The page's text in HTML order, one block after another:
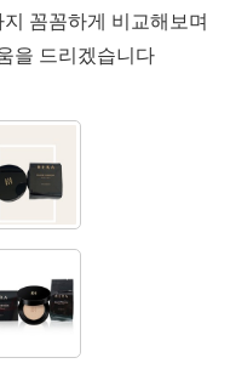
꼼꼼하게 비교해보며
을 드리겠습니다